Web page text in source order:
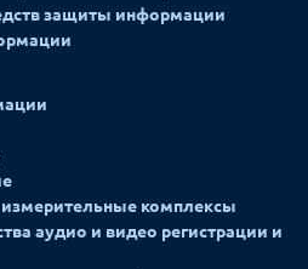
защиты информации
комплексы
аудио и видео регистрации и